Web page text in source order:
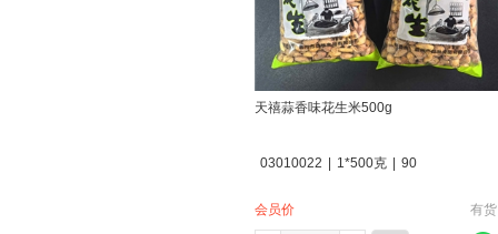
天禧蒜香味花生米500g
03010022 | 1*500克 | 90
会员价 有货